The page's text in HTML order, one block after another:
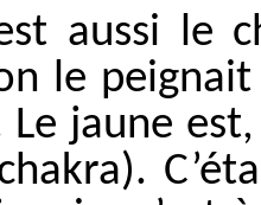
aussi le
le
Le jaune